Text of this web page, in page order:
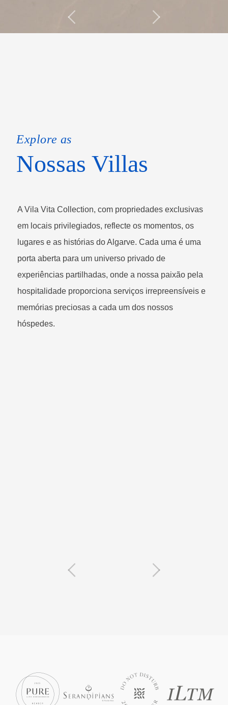
Explore as
Nossas Villas
A Vila Vita Collection, com propriedades exclusivas
em locais privilegiados, reflecte os momentos, os
lugares e as histórias do Algarve. Cada uma é uma
porta aberta para um universo privado de
experiências partilhadas, onde a nossa paixão pela
hospitalidade proporciona serviços irrepreensíveis e
memórias preciosas a cada um dos nossos
hóspedes.